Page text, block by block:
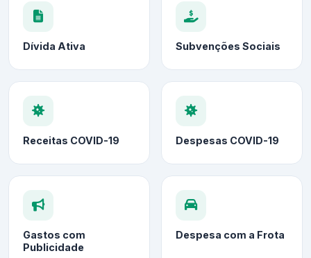
Dívida Ativa Subvenções Sociais
Receitas COVID-19 Despesas COVID-19
Gastos com
Publicidade
Despesa com a Frota